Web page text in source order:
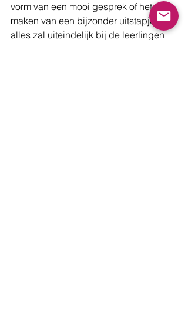
vorm van een mooi gesprek of het
maken van een bijzonder uitstapje. Dit
alles zal uiteindelijk bij de leerlingen